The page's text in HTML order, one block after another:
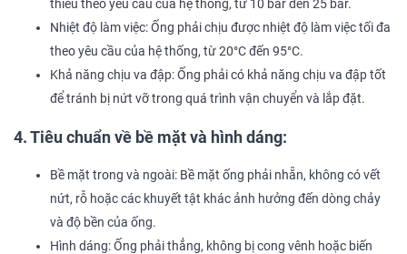
thiểu theo yêu cầu của hệ thống, từ 10 bar đến 25 bar.
Nhiệt độ làm việc: Ống phải chịu được nhiệt độ làm việc tối đa
theo yêu cầu của hệ thống, từ 20°C đến 95°C.
Khả năng chịu va đập: Ống phải có khả năng chịu va đập tốt
để tránh bị nứt vỡ trong quá trình vận chuyển và lắp đặt.
4. Tiêu chuẩn về bề mặt và hình dáng:
Bề mặt trong và ngoài: Bề mặt ống phải nhẵn, không có vết
nứt, rỗ hoặc các khuyết tật khác ảnh hưởng đến dòng chảy
và độ bền của ống.
Hình dáng: Ống phải thẳng, không bị cong vênh hoặc biến